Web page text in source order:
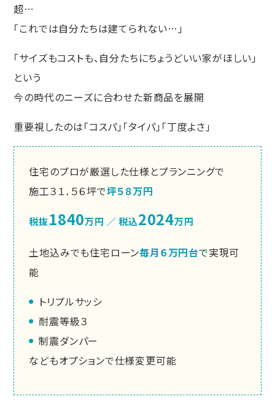
超…
「これでは自分たちは建てられない…」
「サイズもコストも、自分たちにちょうどいい家がほしい」
という
今の時代のニーズに合わせた新商品を展開
重要視したのは「コスパ」「タイパ」「丁度よさ」
住宅のプロが厳選した仕様とプランニングで
施工３１．５６坪で坪５８万円
税抜1840万円 ／ 税込2024万円
土地込みでも住宅ローン毎月６万円台で実現可
能
トリプルサッシ
耐震等級３
制震ダンパー
などもオプションで仕様変更可能